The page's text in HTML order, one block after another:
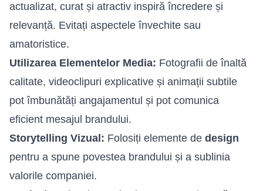
actualizat, curat și atractiv inspiră încredere și
relevanță. Evitați aspectele învechite sau
amatoristice.
Utilizarea Elementelor Media: Fotografii de înaltă
calitate, videoclipuri explicative și animații subtile
pot îmbunătăți angajamentul și pot comunica
eficient mesajul brandului.
Storytelling Vizual: Folosiți elemente de design
pentru a spune povestea brandului și a sublinia
valorile companiei.